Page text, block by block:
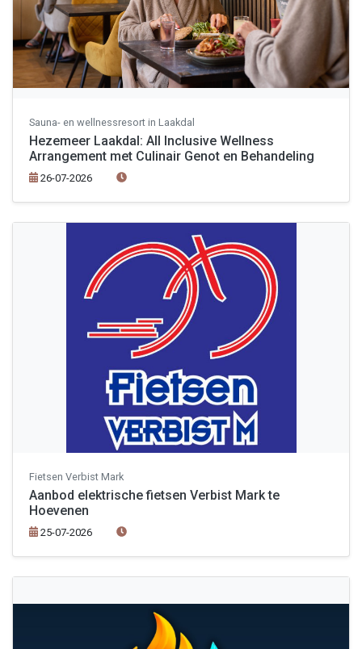
Sauna- en wellnessresort in Laakdal
Hezemeer Laakdal: All Inclusive Wellness
Arrangement met Culinair Genot en Behandeling
26-07-2026
Fietsen Verbist Mark
Aanbod elektrische fietsen Verbist Mark te
Hoevenen
25-07-2026